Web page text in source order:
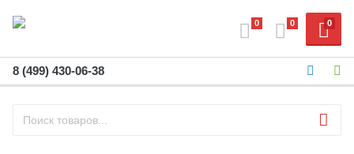
0
0 0
8 (499) 430-06-38